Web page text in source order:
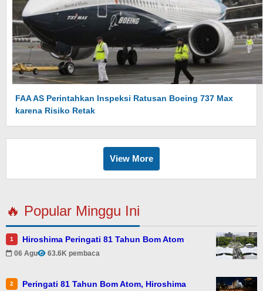
FAA AS Perintahkan Inspeksi Ratusan Boeing 737 Max
karena Risiko Retak
View More
🔥 Popular Minggu Ini
1 Hiroshima Peringati 81 Tahun Bom Atom
06 Agu 63.6K pembaca
2
Peringati 81 Tahun Bom Atom, Hiroshima